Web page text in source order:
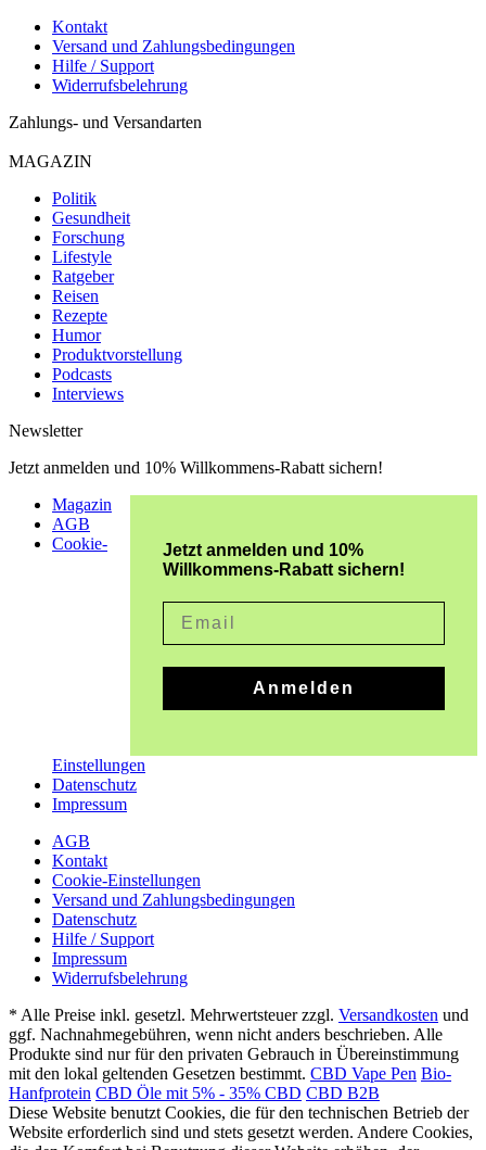
Kontakt
Versand und Zahlungsbedingungen
Hilfe / Support
Widerrufsbelehrung
Zahlungs- und Versandarten
MAGAZIN
Politik
Gesundheit
Forschung
Lifestyle
Ratgeber
Reisen
Rezepte
Humor
Produktvorstellung
Podcasts
Interviews
Newsletter
Jetzt anmelden und 10% Willkommens-Rabatt sichern!
Jetzt anmelden und 10%
Willkommens-Rabatt sichern!
Anmelden
Magazin
AGB
Cookie-
Einstellungen
Datenschutz
Impressum
AGB
Kontakt
Cookie-Einstellungen
Versand und Zahlungsbedingungen
Datenschutz
Hilfe / Support
Impressum
Widerrufsbelehrung
* Alle Preise inkl. gesetzl. Mehrwertsteuer zzgl. Versandkosten und
ggf. Nachnahmegebühren, wenn nicht anders beschrieben. Alle
Produkte sind nur für den privaten Gebrauch in Übereinstimmung
mit den lokal geltenden Gesetzen bestimmt. CBD Vape Pen Bio-
Hanfprotein CBD Öle mit 5% - 35% CBD CBD B2B
Diese Website benutzt Cookies, die für den technischen Betrieb der
Website erforderlich sind und stets gesetzt werden. Andere Cookies,